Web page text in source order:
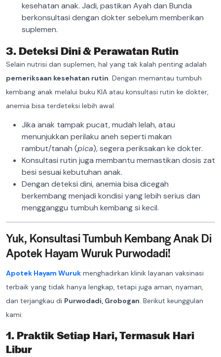
kesehatan anak. Jadi, pastikan Ayah dan Bunda
berkonsultasi dengan dokter sebelum memberikan
suplemen.
3. Deteksi Dini & Perawatan Rutin
Selain nutrisi dan suplemen, hal yang tak kalah penting adalah
pemeriksaan kesehatan rutin. Dengan memantau tumbuh
kembang anak melalui buku KIA atau konsultasi rutin ke dokter,
anemia bisa terdeteksi lebih awal.
Jika anak tampak pucat, mudah lelah, atau
menunjukkan perilaku aneh seperti makan
rambut/tanah (pica), segera periksakan ke dokter.
Konsultasi rutin juga membantu memastikan dosis zat
besi sesuai kebutuhan anak.
Dengan deteksi dini, anemia bisa dicegah
berkembang menjadi kondisi yang lebih serius dan
mengganggu tumbuh kembang si kecil.
Yuk, Konsultasi Tumbuh Kembang Anak Di
Apotek Hayam Wuruk Purwodadi!
Apotek Hayam Wuruk menghadirkan klinik layanan vaksinasi
terbaik yang tidak hanya lengkap, tetapi juga aman, nyaman,
dan terjangkau di Purwodadi, Grobogan. Berikut keunggulan
kami:
1. Praktik Setiap Hari, Termasuk Hari
Libur